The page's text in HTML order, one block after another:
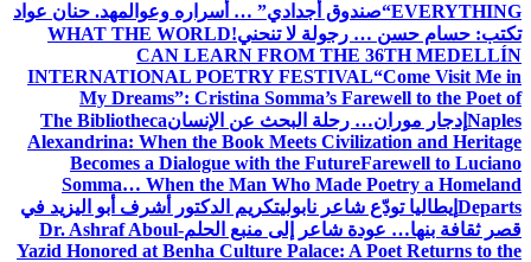
EVERYTHING“صندوق أجدادي” … أسراره وعوالمهد. حنان عواد
تكتب: حسام حسن … رجولة لا تنحني!WHAT THE WORLD
CAN LEARN FROM THE 36TH MEDELLÍN
INTERNATIONAL POETRY FESTIVAL“Come Visit Me in
My Dreams”: Cristina Somma’s Farewell to the Poet of
Naples إدجار موران… رحلة البحث عن الإنسانThe Bibliotheca
Alexandrina: When the Book Meets Civilization and Heritage
Becomes a Dialogue with the FutureFarewell to Luciano
Somma… When the Man Who Made Poetry a Homeland
Departs إيطاليا تودّع شاعر نابوليتكريم الدكتور أشرف أبو اليزيد في
قصر ثقافة بنها… عودة شاعر إلى منبع الحلمDr. Ashraf Aboul-
Yazid Honored at Benha Culture Palace: A Poet Returns to the